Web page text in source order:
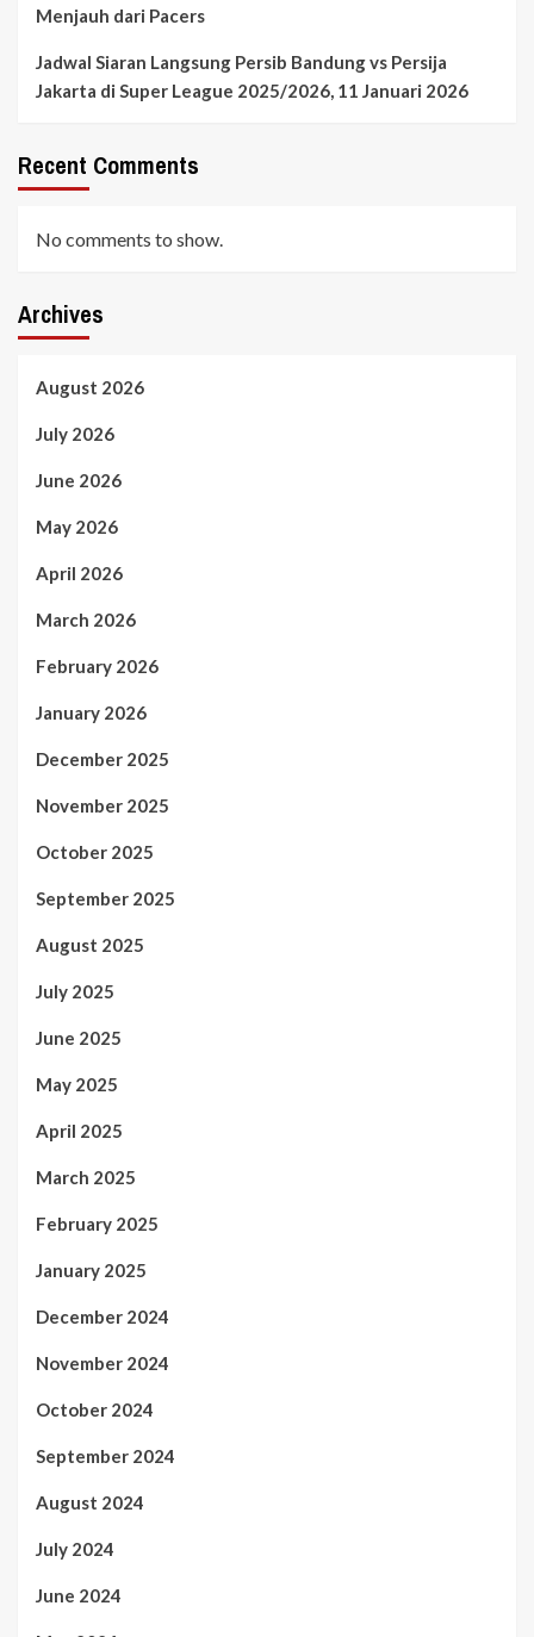
Menjauh dari Pacers
Jadwal Siaran Langsung Persib Bandung vs Persija
Jakarta di Super League 2025/2026, 11 Januari 2026
Recent Comments
No comments to show.
Archives
August 2026
July 2026
June 2026
May 2026
April 2026
March 2026
February 2026
January 2026
December 2025
November 2025
October 2025
September 2025
August 2025
July 2025
June 2025
May 2025
April 2025
March 2025
February 2025
January 2025
December 2024
November 2024
October 2024
September 2024
August 2024
July 2024
June 2024